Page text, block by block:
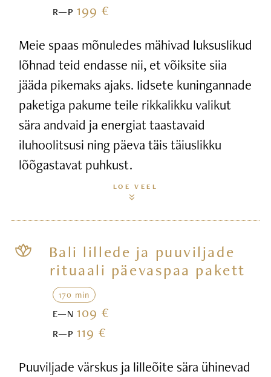
R—P199 €
Meie spaas mõnuledes mähivad luksuslikud
lõhnad teid endasse nii, et võiksite siia
jääda pikemaks ajaks. Iidsete kuningannade
paketiga pakume teile rikkalikku valikut
sära andvaid ja energiat taastavaid
iluhoolitsusi ning päeva täis täiuslikku
lõõgastavat puhkust.
LOE VEEL
Bali lillede ja puuviljade
rituaali päevaspaa pakett
170 min
E—N109 €
R—P119 €
Puuviljade värskus ja lilleõite sära ühinevad